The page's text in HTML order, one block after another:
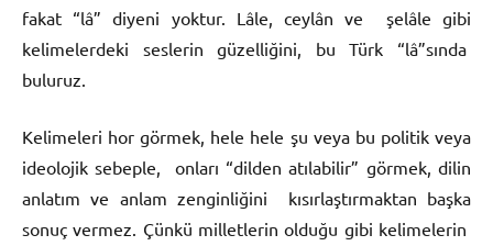
fakat “lâ” diyeni yoktur. Lâle, ceylân ve şelâle gibi
kelimelerdeki seslerin güzelliğini, bu Türk “lâ”sında
buluruz.
Kelimeleri hor görmek, hele hele şu veya bu politik veya
ideolojik sebeple, onları “dilden atılabilir” görmek, dilin
anlatım ve anlam zenginliğini kısırlaştırmaktan başka
sonuç vermez. Çünkü milletlerin olduğu gibi kelimelerin